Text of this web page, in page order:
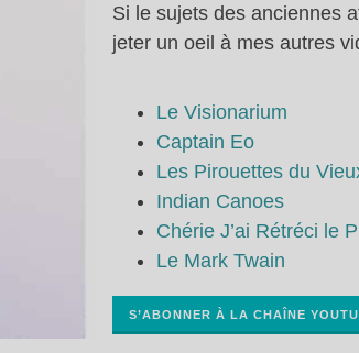
Si le sujets des anciennes
jeter un oeil à mes autres
Le Visionarium
Captain Eo
Les Pirouettes du
Indian Canoes
Chérie J’ai Rétréci le
Le Mark Twain
S’ABONNER À LA CHAÎNE